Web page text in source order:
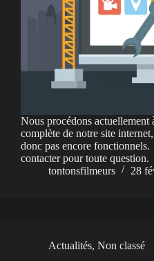
Nous procédons actuellement
complète de notre site
donc pas encore fonctionnels.
contacter pour toute question.
tontonsfilmeurs
28
Actualités, Non classé